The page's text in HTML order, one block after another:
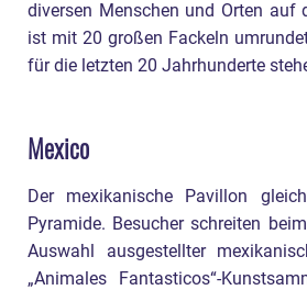
diversen Menschen und Orten auf
ist mit 20 großen Fackeln
für die letzten 20 Jahrhunderte
Mexico
Der mexikanische Pavillon
Pyramide. Besucher schreiten
Auswahl ausgestellter
„Animales Fantasticos“-